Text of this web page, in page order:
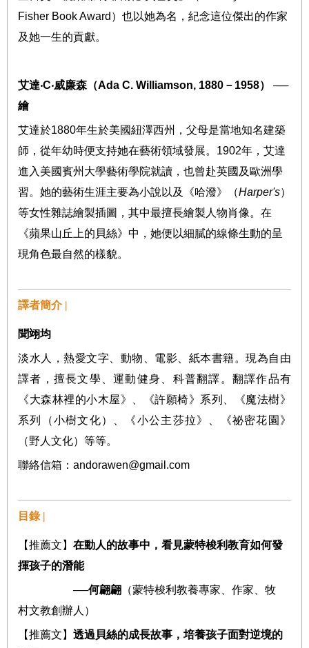
Fisher Book Award ）也以她為名，紀念這位傑出的作家
及她一生的貢獻。
艾達‧C‧威廉森（Ada C. Williamson, 1880 － 1958）
──
繪
艾達於1880年生於美國紐澤西州，父母是當地知名建築
師，從年幼時便支持她在藝術領域發展。 1902年，艾達
進入美國賓州大學藝術學院就讀，也曾赴英國及歐洲學
習。她的藝術生涯主要為小說以及《哈潑》（Harper's）
等女性雜誌繪製插圖，其中最擅長繪製人物肖像。在
《蘋果山丘上的貝絲》中，她便以細膩的線條生動的呈
現角色最自然的樣貌。
譯者簡介 |
聞翊均
淡水人，熱愛文字、動物、電影、紙本書籍。現為自由
譯者，擅長文學、運動健身、科普翻譯。翻譯作品有
《大森林裡的小木屋》、《許願椅》系列、《魔法樹》
系列（小樹文化）、《小公主莎拉》、《祕密花園》
（野人文化）等等。
聯絡信箱： andorawen@gmail.com
目錄 |
【推薦文】 在動人的故事中，看見蒙特梭利教育如何發
揮孩子的潛能
──何翩翩 （蒙特梭利教養專家、作家、牧
村文教創辦人）
【推薦文】 透過貝絲的成長故事，培養孩子面對逆境的